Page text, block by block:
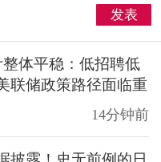
发表
体平稳：低招聘低
联储政策路径面临重
14分钟前